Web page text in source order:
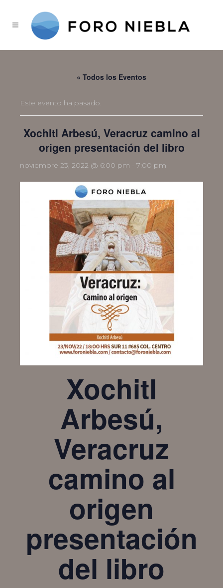
« Todos los Eventos
Este evento ha pasado.
Xochitl Arbesú, Veracruz camino al
origen presentación del libro
noviembre 23, 2022 @ 6:00 pm - 7:00 pm
Xochitl
Arbesú,
Veracruz
camino al
origen
presentación
del libro